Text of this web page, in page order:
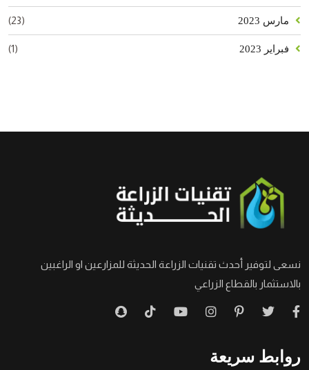
مارس 2023 (23)
فبراير 2023 (1)
نسعى لتوفير أحدث تقنيات الزراعة الحديثة للمزارعين او الراغبين
بالاستثمار بالقطاع الزراعي
روابط سريعة